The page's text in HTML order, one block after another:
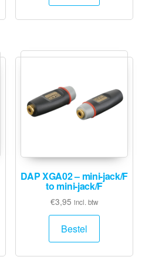
DAP XGA02 – mini-jack/F
to mini-jack/F
€3,95 incl. btw
Bestel